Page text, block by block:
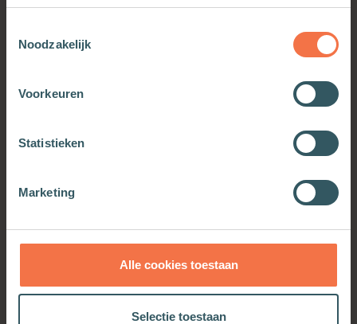
Noodzakelijk
Voorkeuren
Statistieken
Marketing
Alle cookies toestaan
Selectie toestaan
Meer informatie
Thuis in het Woord
Meer informatie
OOK INTERESSANT